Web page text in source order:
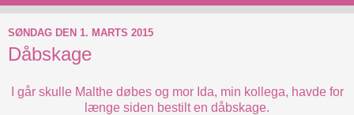
SØNDAG DEN 1. MARTS 2015
Dåbskage
I går skulle Malthe døbes og mor Ida, min kollega, havde for
længe siden bestilt en dåbskage.